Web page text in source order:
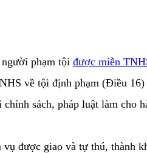
phạm tội được miễn
về tội định phạm (Điều 16)
sách, pháp luật làm
được giao và tự thú, thành